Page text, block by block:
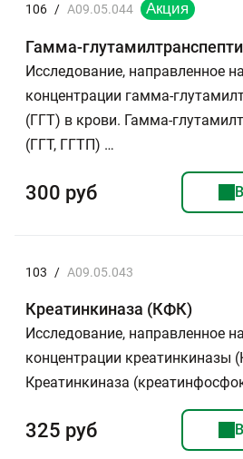
106 / A09.05.044
Гамма-
Исследование, направленное
концентрации гамма-
(ГГТ) в крови. Гамма-
(ГГТ, ГГТП) …
300 руб
103 / A09.05.043
Креатинкиназа (КФК)
Исследование, направленное
концентрации креатинкиназы
Креатинкиназа
325 руб